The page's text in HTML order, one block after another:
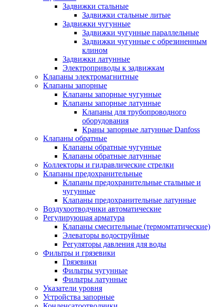
Задвижки стальные
Задвижки стальные литые
Задвижки чугунные
Задвижки чугунные параллельные
Задвижки чугунные с обрезиненным
клином
Задвижки латунные
Электроприводы к задвижкам
Клапаны электромагнитные
Клапаны запорные
Клапаны запорные чугунные
Клапаны запорные латунные
Клапаны для трубопроводного
оборудования
Краны запорные латунные Danfoss
Клапаны обратные
Клапаны обратные чугунные
Клапаны обратные латунные
Коллекторы и гидравлические стрелки
Клапаны предохранительные
Клапаны предохранительные стальные и
чугунные
Клапаны предохранительные латунные
Воздухоотводчики автоматические
Регулирующая арматура
Клапаны смесительные (термомтатические)
Элеваторы водоструйные
Регуляторы давления для воды
Фильтры и грязевики
Грязевики
Фильтры чугунные
Фильтры латунные
Указатели уровня
Устройства запорные